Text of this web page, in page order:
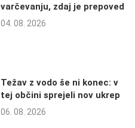
varčevanju, zdaj je prepoved
04. 08. 2026
Težav z vodo še ni konec: v
tej občini sprejeli nov ukrep
06. 08. 2026